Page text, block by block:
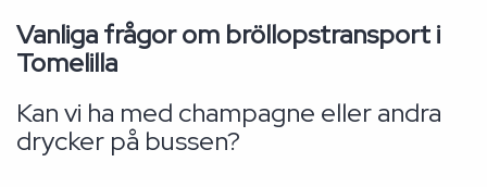
Vanliga frågor om bröllopstransport i
Tomelilla
Kan vi ha med champagne eller andra
drycker på bussen?